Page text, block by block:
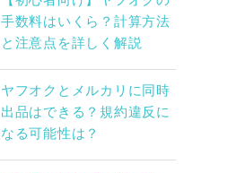
手数料はいくら？計算方法
と注意点を詳しく解説
ヤフオクとメルカリに同時
出品はできる？規約違反に
なる可能性は？